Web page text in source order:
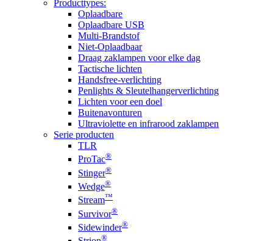
Producttypes:
Oplaadbare
Oplaadbare USB
Multi-Brandstof
Niet-Oplaadbaar
Draag zaklampen voor elke dag
Tactische lichten
Handsfree-verlichting
Penlights & Sleutelhangerverlichting
Lichten voor een doel
Buitenavonturen
Ultraviolette en infrarood zaklampen
Serie producten
TLR
ProTac®
Stinger®
Wedge®
Stream™
Survivor®
Sidewinder®
®